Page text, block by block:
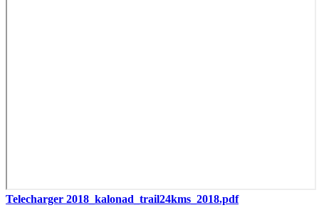
Telecharger 2018_kalonad_trail24kms_2018.pdf